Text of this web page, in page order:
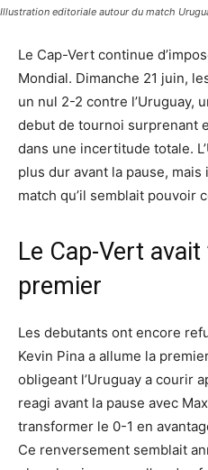
Illustration editoriale autour du match
Le Cap-Vert continue
Mondial. Dimanche 21 juin,
un nul 2-2 contre l’Uruguay,
debut de tournoi surprenant
dans une incertitude totale.
plus dur avant la pause,
match qu’il semblait pouvoir
Le Cap-Vert
premier
Les debutants ont encore
Kevin Pina a allume la
obligeant l’Uruguay a courir
reagi avant la pause avec
transformer le 0-1 en
Ce renversement semblait